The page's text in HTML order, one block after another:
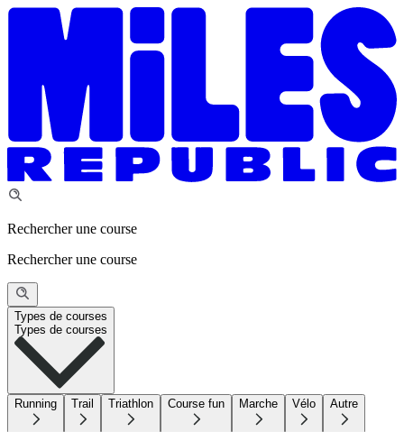
Rechercher une course
Rechercher une course
Types de courses
Types de courses
Running Trail Triathlon Course fun Marche Vélo Autre